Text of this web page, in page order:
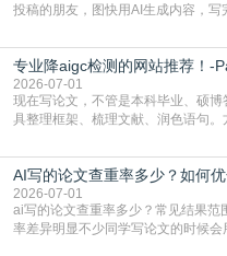
投稿的朋友，图快用AI生成内容，写
自带不可忽视的查重风险。AI训练
于训练数据的概率拼接，不是从零开
有的高频公共表述，甚至直接拼接已
专业降aigc检测的网站推荐！-
2026-07-01
现在写论文，不管是本科毕业、硕
具整理框架、梳理文献、润色语句。
五遍还是过不了预检测的大有人在
站，就能少走好多弯路。PaperPass
容的学术合规痛点去年帮一个本科师
AI写的论文查重率多少？如何
2026-07-01
ai写的论文查重率多少？常见结果范
率差异明显不少同学写论文的时候会